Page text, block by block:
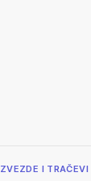
ZVEZDE I TRAČEVI